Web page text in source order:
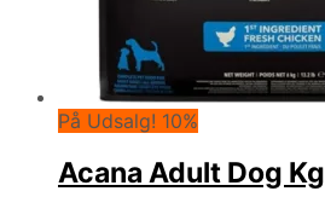
På Udsalg! 10%
Acana Adult Dog Kg